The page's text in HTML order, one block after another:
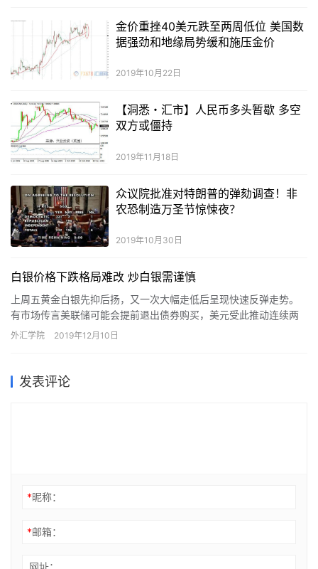
金价重挫40美元跌至两周低位 美国数
据强劲和地缘局势缓和施压金价
2019年10月22日
【洞悉・汇市】人民币多头暂歇 多空
双方或僵持
2019年11月18日
众议院批准对特朗普的弹劾调查！非
农恐制造万圣节惊悚夜？
2019年10月30日
白银价格下跌格局难改 炒白银需谨慎
上周五黄金白银先抑后扬，又一次大幅走低后呈现快速反弹走势。
有市场传言美联储可能会提前退出债券购买，美元受此推动连续两
个交易日大幅上涨，一度上破3月27号高点83.30创8个月新高，非
外汇学院 2019年12月10日
发表评论
*昵称：
*邮箱：
网址：